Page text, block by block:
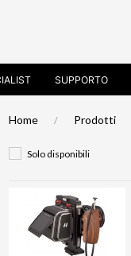
SUPPORTO
Home Prodotti
Solo disponibili